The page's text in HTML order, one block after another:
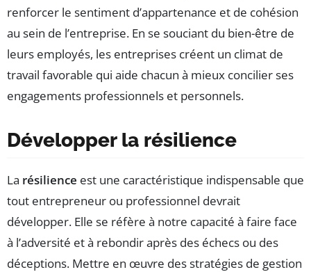
renforcer le sentiment d’appartenance et de cohésion
au sein de l’entreprise. En se souciant du bien-être de
leurs employés, les entreprises créent un climat de
travail favorable qui aide chacun à mieux concilier ses
engagements professionnels et personnels.
Développer la résilience
La résilience est une caractéristique indispensable que
tout entrepreneur ou professionnel devrait
développer. Elle se réfère à notre capacité à faire face
à l’adversité et à rebondir après des échecs ou des
déceptions. Mettre en œuvre des stratégies de gestion